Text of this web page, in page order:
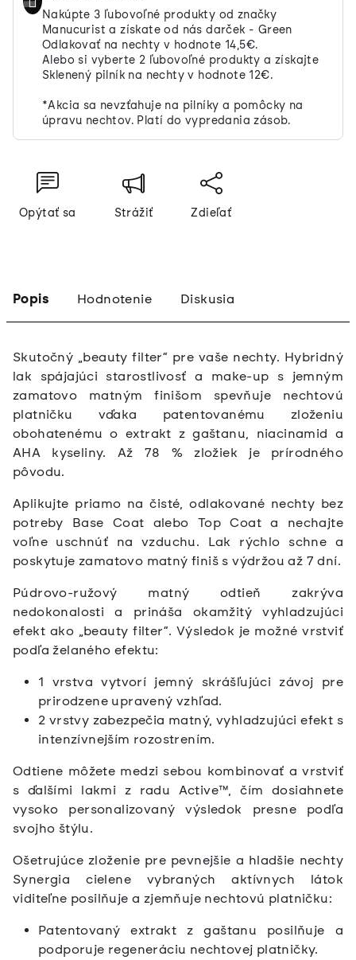
Nakúpte 3 ľubovoľné produkty od značky
Manucurist a získate od nás darček - Green
Odlakovať na nechty v hodnote 14,5€.
Alebo si vyberte 2 ľubovoľné produkty a získajte
Sklenený pilník na nechty v hodnote 12€.
*Akcia sa nevzťahuje na pilníky a pomôcky na
úpravu nechtov. Platí do vypredania zásob.
Opýtať sa Strážiť Zdieľať
Popis Hodnotenie Diskusia
Skutočný „beauty filter“ pre vaše nechty. Hybridný
lak spájajúci starostlivosť a make-up s jemným
zamatovo matným finišom spevňuje nechtovú
platničku vďaka patentovanému zloženiu
obohatenému o extrakt z gaštanu, niacinamid a
AHA kyseliny. Až 78 % zložiek je prírodného
pôvodu.
Aplikujte priamo na čisté, odlakované nechty bez
potreby Base Coat alebo Top Coat a nechajte
voľne uschnúť na vzduchu. Lak rýchlo schne a
poskytuje zamatovo matný finiš s výdržou až 7 dní.
Púdrovo-ružový matný odtieň zakrýva
nedokonalosti a prináša okamžitý vyhladzujúci
efekt ako „beauty filter“. Výsledok je možné vrstviť
podľa želaného efektu:
1 vrstva vytvorí jemný skrášľujúci závoj pre
prirodzene upravený vzhľad.
2 vrstvy zabezpečia matný, vyhladzujúci efekt s
intenzívnejším rozostrením.
Odtiene môžete medzi sebou kombinovať a vrstviť
s ďalšími lakmi z radu Active™, čím dosiahnete
vysoko personalizovaný výsledok presne podľa
svojho štýlu.
Ošetrujúce zloženie pre pevnejšie a hladšie nechty
Synergia cielene vybraných aktívnych látok
viditeľne posilňuje a zjemňuje nechtovú platničku:
Patentovaný extrakt z gaštanu posilňuje a
podporuje regeneráciu nechtovej platničky.